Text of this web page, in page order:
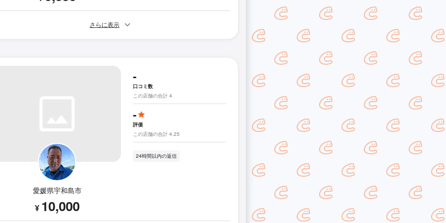
さらに表示
愛媛県宇和島市
¥ 10,000
-
口コミ数
この店舗の合計 4
-
評価
この店舗の合計 4.25
24時間以内の返信